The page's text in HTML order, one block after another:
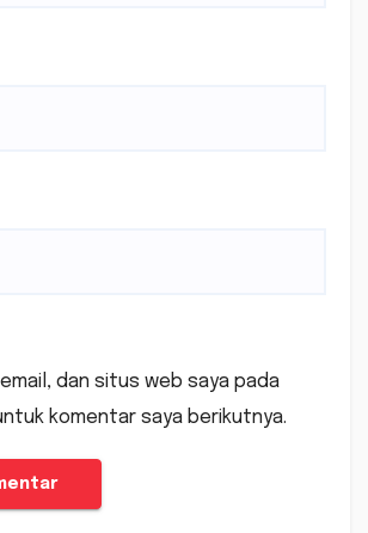
email, dan situs web saya pada
komentar saya berikutnya.